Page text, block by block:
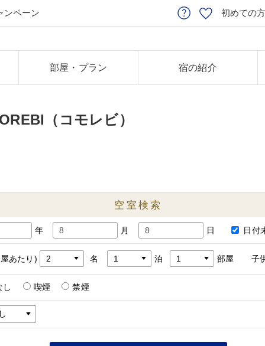
ンペーン 初めての方
部屋・プラン 宿の紹介
（コモレビ）
空室検索
年 月 日 日付
あたり) 名 泊 部屋 子
し 喫煙 禁煙